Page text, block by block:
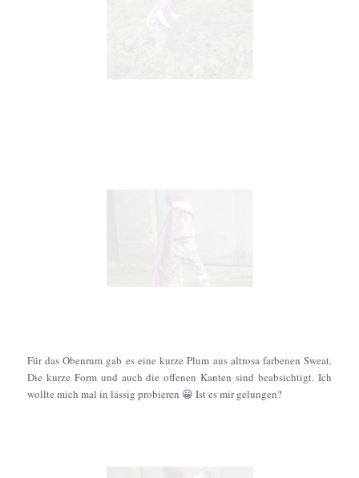
Für das Obenrum gab es eine kurze Plum aus altrosa farbenen Sweat.
Die kurze Form und auch die offenen Kanten sind beabsichtigt. Ich
wollte mich mal in lässig probieren 😀 Ist es mir gelungen?